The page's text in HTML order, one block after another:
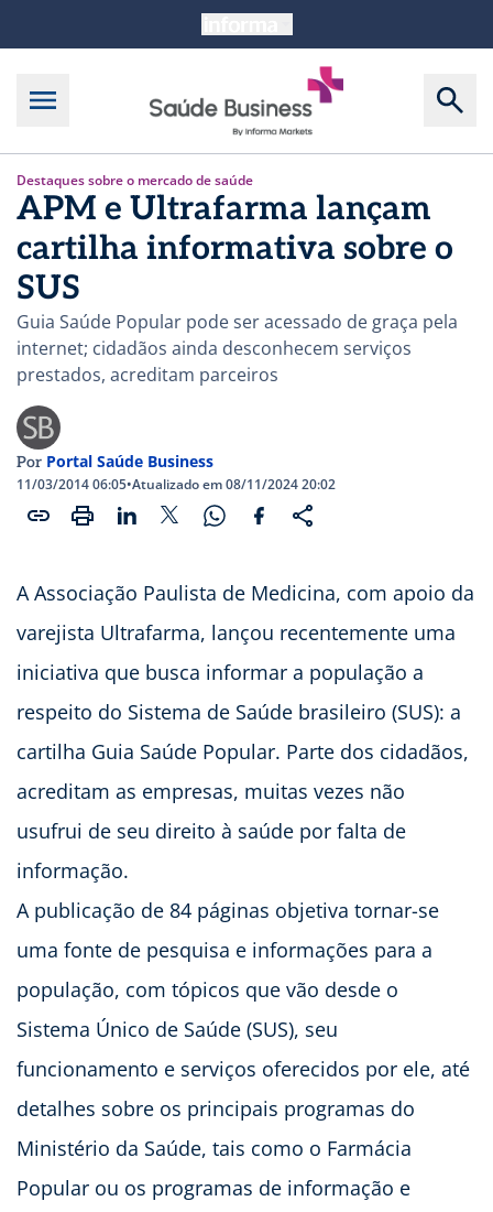
Destaques sobre o mercado de saúde
APM e Ultrafarma lançam
cartilha informativa sobre o
SUS
Guia Saúde Popular pode ser acessado de graça pela
internet; cidadãos ainda desconhecem serviços
prestados, acreditam parceiros
Por Portal Saúde Business
11/03/2014 06:05•Atualizado em 08/11/2024 20:02
A Associação Paulista de Medicina, com apoio da
varejista Ultrafarma, lançou recentemente uma
iniciativa que busca informar a população a
respeito do Sistema de Saúde brasileiro (SUS): a
cartilha Guia Saúde Popular. Parte dos cidadãos,
acreditam as empresas, muitas vezes não
usufrui de seu direito à saúde por falta de
informação.
A publicação de 84 páginas objetiva tornar-se
uma fonte de pesquisa e informações para a
população, com tópicos que vão desde o
Sistema Único de Saúde (SUS), seu
funcionamento e serviços oferecidos por ele, até
detalhes sobre os principais programas do
Ministério da Saúde, tais como o Farmácia
Popular ou os programas de informação e